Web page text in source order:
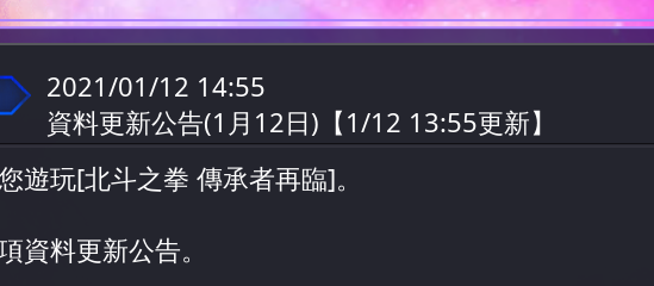
2021/01/12 14:55
資料更新公告(1月12日)【1/12 13:55更新】
遊玩[北斗之拳 傳承者再臨]。
資料更新公告。